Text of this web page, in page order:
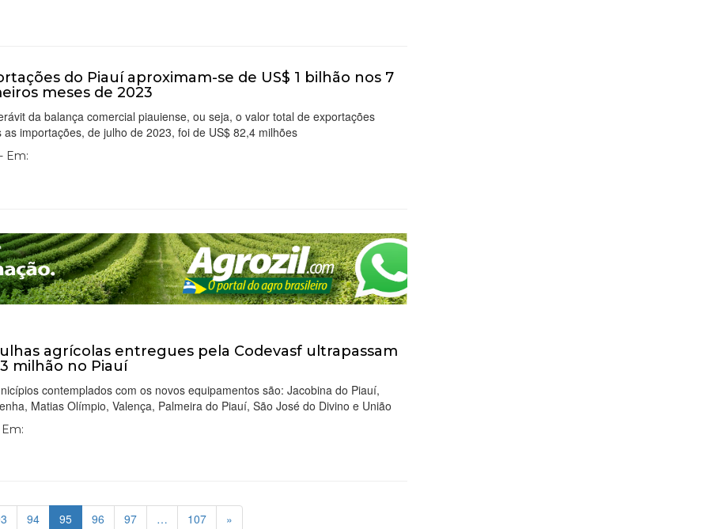
do Piauí aproximam-se de US$ 1 bilhão nos 7
meses de 2023
da balança comercial piauiense, ou seja, o valor total de exportações
as importações, de julho de 2023, foi de US$ 82,4 milhões
Em:
agrícolas entregues pela Codevasf ultrapassam
milhão no Piauí
contemplados com os novos equipamentos são: Jacobina do Piauí,
Matias Olímpio, Valença, Palmeira do Piauí, São José do Divino e União
Em:
94 95 96 97 … 107 »